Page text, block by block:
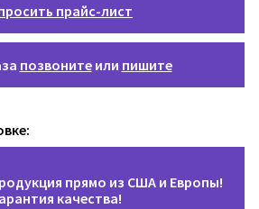
прайс-лист
позвонитеили пишите
прямо из США и Европы!
качества!